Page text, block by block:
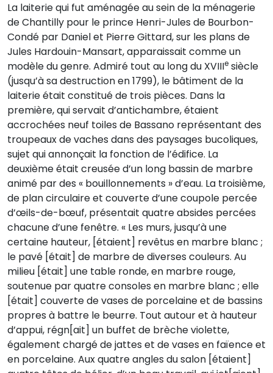
La laiterie qui fut aménagée au sein de la ménagerie
de Chantilly pour le prince Henri-Jules de Bourbon-
Condé par Daniel et Pierre Gittard, sur les plans de
Jules Hardouin-Mansart, apparaissait comme un
modèle du genre. Admiré tout au long du XVIIIe siècle
(jusqu’à sa destruction en 1799), le bâtiment de la
laiterie était constitué de trois pièces. Dans la
première, qui servait d’antichambre, étaient
accrochées neuf toiles de Bassano représentant des
troupeaux de vaches dans des paysages bucoliques,
sujet qui annonçait la fonction de l’édifice. La
deuxième était creusée d’un long bassin de marbre
animé par des « bouillonnements » d’eau. La troisième,
de plan circulaire et couverte d’une coupole percée
d’œils-de-bœuf, présentait quatre absides percées
chacune d’une fenêtre. « Les murs, jusqu’à une
certaine hauteur, [étaient] revêtus en marbre blanc ;
le pavé [était] de marbre de diverses couleurs. Au
milieu [était] une table ronde, en marbre rouge,
soutenue par quatre consoles en marbre blanc ; elle
[était] couverte de vases de porcelaine et de bassins
propres à battre le beurre. Tout autour et à hauteur
d’appui, régn[ait] un buffet de brèche violette,
également chargé de jattes et de vases en faïence et
en porcelaine. Aux quatre angles du salon [étaient]